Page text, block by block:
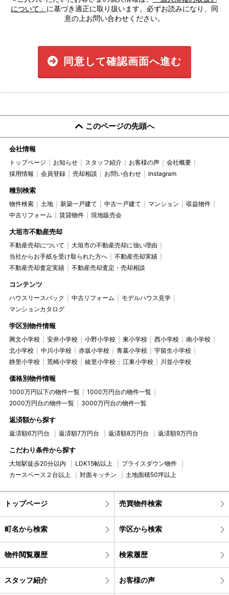
について」 に基づき適正に取り扱います。必ずお読みになり、同
意の上お問い合わせください。
同意して確認画面へ進む
このページの先頭へ
会社情報
トップページ お知らせ スタッフ紹介 お客様の声
会社概要
採用情報
会員登録 売却相談 お問い合わせ Instagram
種別検索
物件検索 土地 新築一戸建て 中古一戸建て マンション
収益物件
中古リフォーム
賃貸物件 現地販売会
大垣市不動産売却
不動産売却について
大垣市の不動産売却に強い理由
当社からお手紙を受け取られた方へ
不動産売却実績
不動産売却査定実績
不動産売却査定・売却相談
コンテンツ
ハウスリースバック 中古リフォーム
モデルハウス見学
マンションカタログ
学区別物件情報
興文小学校 安井小学校 小野小学校 東小学校 西小学校
南小学校
北小学校
中川小学校 赤坂小学校 青墓小学校
宇留生小学校
静里小学校
荒崎小学校 綾里小学校 江東小学校 川並小学校
価格別物件情報
1000万円以下の物件一覧
1000万円台の物件一覧
2000万円台の物件一覧
3000万円台の物件一覧
返済額から探す
返済額6万円台 返済額7万円台 返済額8万円台 返済額9万円台
こだわり条件から探す
大垣駅徒歩20分以内 LDK15帖以上
プライスダウン物件
カースペース２台以上
対面キッチン 土地面積50坪以上
トップページ 売買物件検索
町名から検索 学区から検索
物件閲覧履歴 検索履歴
スタッフ紹介 お客様の声